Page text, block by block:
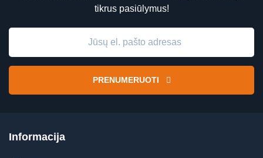
tikrus pasiūlymus!
PRENUMERUOTI
Informacija